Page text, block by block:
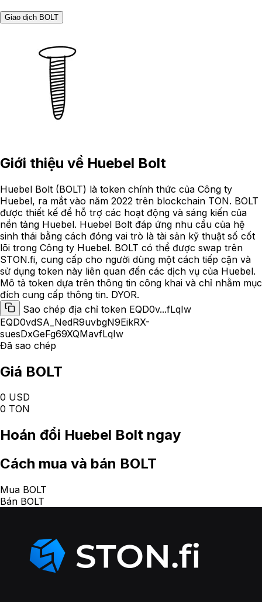
Giao dịch BOLT
Giới thiệu về Huebel Bolt
Huebel Bolt (BOLT) là token chính thức của Công ty
Huebel, ra mắt vào năm 2022 trên blockchain TON. BOLT
được thiết kế để hỗ trợ các hoạt động và sáng kiến của
nền tảng Huebel. Huebel Bolt đáp ứng nhu cầu của hệ
sinh thái bằng cách đóng vai trò là tài sản kỹ thuật số cốt
lõi trong Công ty Huebel. BOLT có thể được swap trên
STON.fi, cung cấp cho người dùng một cách tiếp cận và
sử dụng token này liên quan đến các dịch vụ của Huebel.
Mô tả token dựa trên thông tin công khai và chỉ nhằm mục
đích cung cấp thông tin. DYOR.
Sao chép địa chỉ token EQD0v...fLqIw
EQD0vdSA_NedR9uvbgN9EikRX-
suesDxGeFg69XQMavfLqIw
Đã sao chép
Giá BOLT
0 USD
0 TON
Hoán đổi Huebel Bolt ngay
Cách mua và bán BOLT
Mua BOLT
Bán BOLT